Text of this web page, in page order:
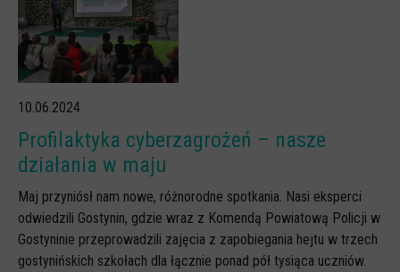
10.06.2024
Profilaktyka cyberzagrożeń – nasze
działania w maju
Maj przyniósł nam nowe, różnorodne spotkania. Nasi eksperci
odwiedzili Gostynin, gdzie wraz z Komendą Powiatową Policji w
Gostyninie przeprowadzili zajęcia z zapobiegania hejtu w trzech
gostynińskich szkołach dla łącznie ponad pół tysiąca uczniów.
Gra planszowa o cyberhigienie "Digital Brainiacs"
Kalambury z cyberhigieny "Cybermaster"
Kontakt
Dane teleadresowe
Dołącz do newslettera